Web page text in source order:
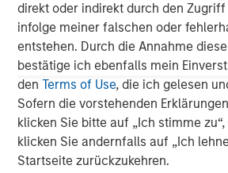
direkt oder indirekt durch den
infolge meiner falschen oder
entstehen. Durch die Annahme
bestätige ich ebenfalls mein
denTerms of Use, die ich gelesen
Sofern die vorstehenden
klicken Sie bitte auf „Ich stimme
klicken Sie andernfalls auf „Ich
Startseite zurückzukehren.
The current macroenvironment
despite elevated volatility and
markets. As inflation and energy
central banks hawkish, real estate
offer attractive relative value,
25% repricing, durable income
constrained supply. In this
diversified portfolios and selective
investing remain critical.
07-AUG-2026